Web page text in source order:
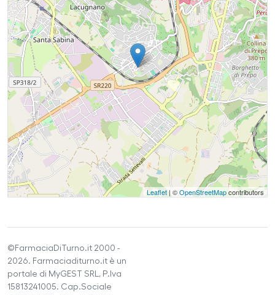
Leaflet | ©OpenStreetMapcontributors
©FarmaciaDiTurno.it 2000 -
2026. Farmaciaditurno.it è un
portale di MyGEST SRL, P.Iva
15813241005. Cap.Sociale